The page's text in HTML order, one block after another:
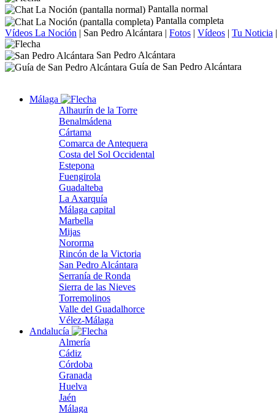
Pantalla normal
Pantalla completa
Vídeos La Noción | San Pedro Alcántara | Fotos | Vídeos | Tu Noticia |
San Pedro Alcántara
Guía de San Pedro Alcántara
Málaga
Alhaurín de la Torre
Benalmádena
Cártama
Comarca de Antequera
Costa del Sol Occidental
Estepona
Fuengirola
Guadalteba
La Axarquía
Málaga capital
Marbella
Mijas
Nororma
Rincón de la Victoria
San Pedro Alcántara
Serranía de Ronda
Sierra de las Nieves
Torremolinos
Valle del Guadalhorce
Vélez-Málaga
Andalucía
Almería
Cádiz
Córdoba
Granada
Huelva
Jaén
Málaga